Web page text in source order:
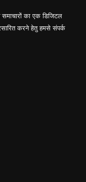
का एक डिजिटल
करने हेतु हमसे संपर्क